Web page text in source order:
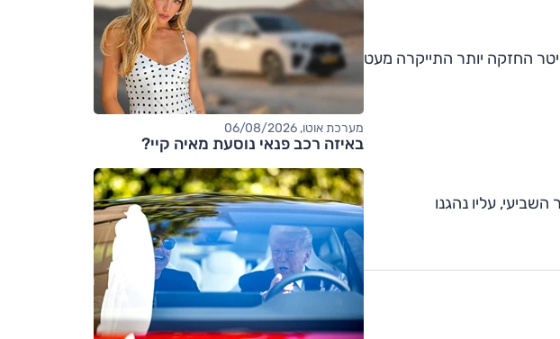
1.2 תשמור על המחיר הרשמי של הדגם היוצא, כלומר 130,000 שקלים. גרסת ה-1.4 ליטר החזקה יותר התייקרה מעט
עליו נהגנו
מערכת אוטו, 06/08/2026
באיזה רכב פנאי נוסעת מאיה קיי?